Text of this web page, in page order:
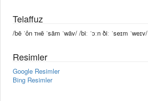
Telaffuz
/bē ˈôn ᴛʜē ˈsām ˈwāv/ /biː ˈɔːn ðiː ˈseɪm ˈweɪv/
Resimler
Google Resimler
Bing Resimler